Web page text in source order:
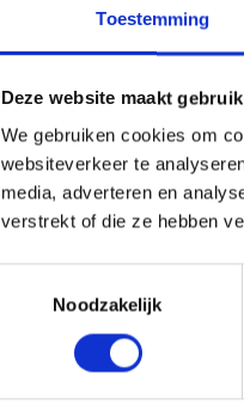
Toestemming
Deze website maakt
We gebruiken cookies om
websiteverkeer te
media, adverteren en
verstrekt of die ze hebben
Noodzakelijk
die zeer geschikt is
aan te brengen. We
standaard